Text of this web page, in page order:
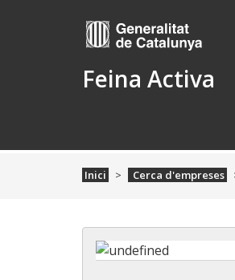
Feina Activa
Inici Cerca d'empreses